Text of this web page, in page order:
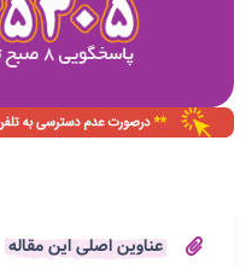
عناوین اصلی این مقاله